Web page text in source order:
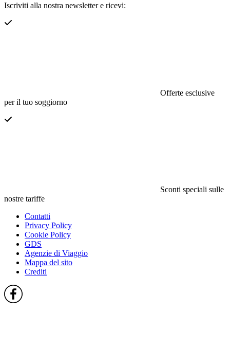
Iscriviti alla nostra newsletter e ricevi:
Offerte esclusive
per il tuo soggiorno
Sconti speciali sulle
nostre tariffe
Contatti
Privacy Policy
Cookie Policy
GDS
Agenzie di Viaggio
Mappa del sito
Crediti